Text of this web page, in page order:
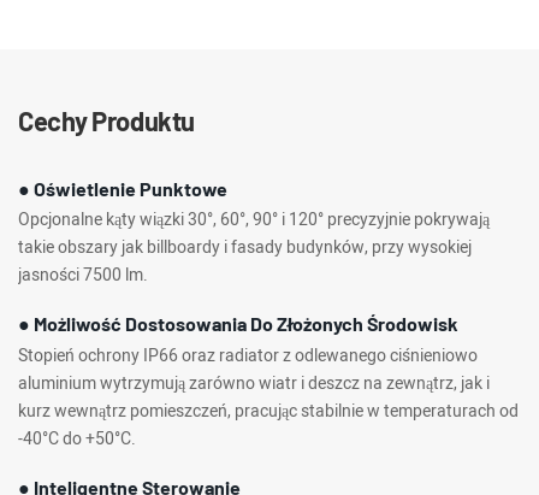
Cechy Produktu
● Oświetlenie Punktowe
Opcjonalne kąty wiązki 30°, 60°, 90° i 120° precyzyjnie pokrywają
takie obszary jak billboardy i fasady budynków, przy wysokiej
jasności 7500 lm.
● Możliwość Dostosowania Do Złożonych Środowisk
Stopień ochrony IP66 oraz radiator z odlewanego ciśnieniowo
aluminium wytrzymują zarówno wiatr i deszcz na zewnątrz, jak i
kurz wewnątrz pomieszczeń, pracując stabilnie w temperaturach od
-40°C do +50°C.
● Inteligentne Sterowanie